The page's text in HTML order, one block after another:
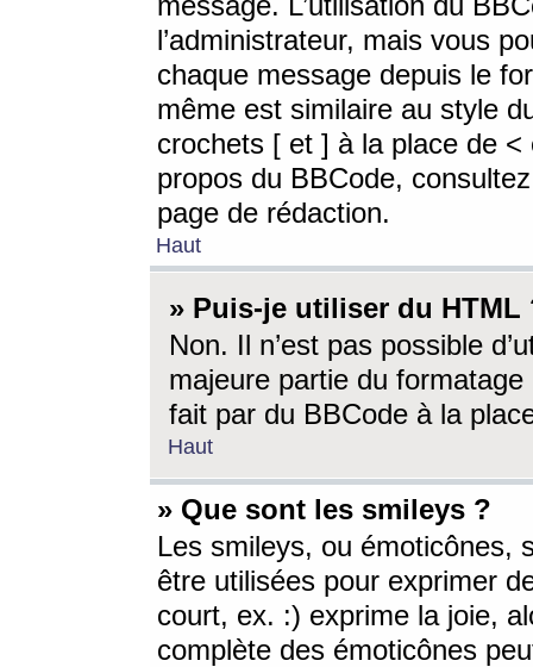
l’administrateur, mais vous
chaque message depuis le
même est similaire au style
crochets [ et ] à la place de <
propos du BBCode,
page de rédaction.
Haut
» Puis-je utiliser du HTML
Non. Il n’est pas possible
majeure partie du
fait par du BBCode à la
Haut
» Que sont les smileys ?
Les smileys, ou émoticônes,
être utilisées pour exprimer
court, ex. :) exprime la joie,
complète des émoticônes